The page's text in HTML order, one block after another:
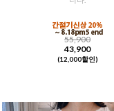
55,900
43,900
(12,000할인)